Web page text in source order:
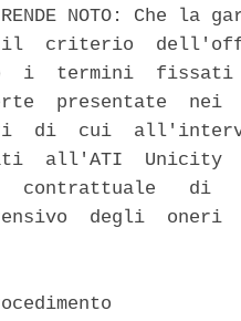
NOTO: Che la
il  criterio
i  termini
presentate  nei
di  cui
all'ATI  Unicity
contrattuale   di
degli  oneri